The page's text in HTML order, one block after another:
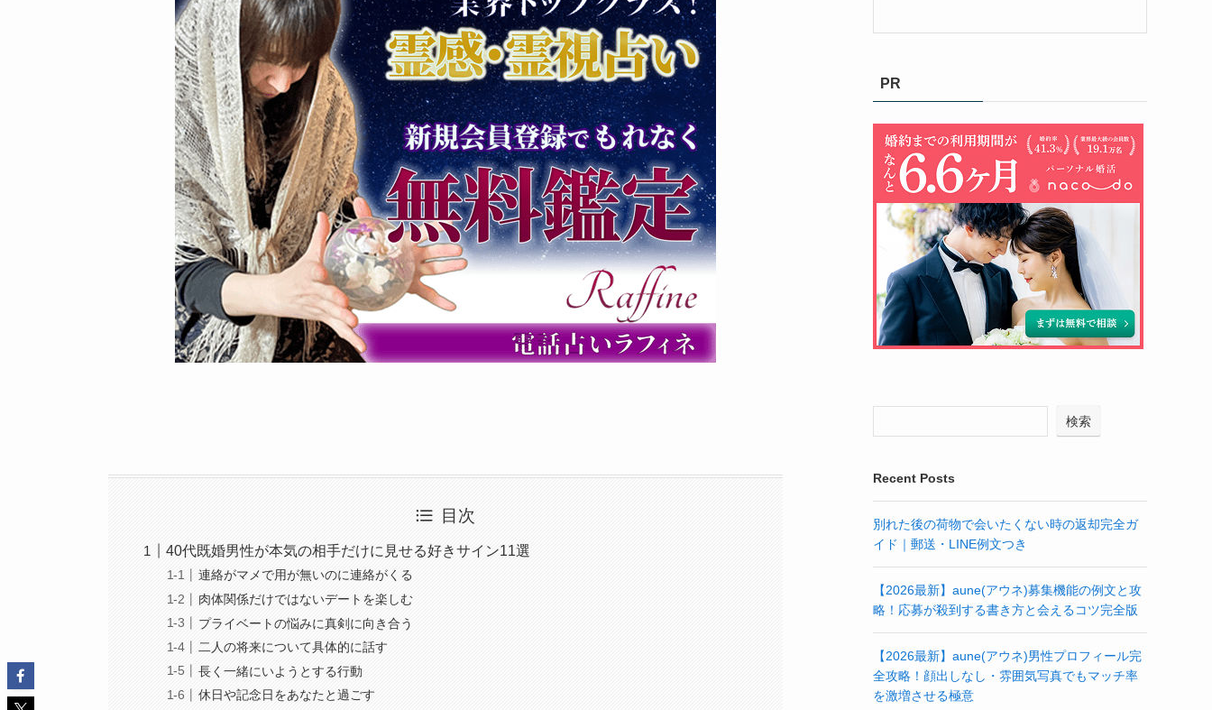
目次
40代既婚男性が本気の相手だけに見せる好きサイン11選
連絡がマメで用が無いのに連絡がくる
肉体関係だけではないデートを楽しむ
プライベートの悩みに真剣に向き合う
二人の将来について具体的に話す
長く一緒にいようとする行動
休日や記念日をあなたと過ごす
PR
検索
Recent Posts
別れた後の荷物で会いたくない時の返却完全ガ
イド｜郵送・LINE例文つき
【2026最新】aune(アウネ)募集機能の例文と攻
略！応募が殺到する書き方と会えるコツ完全版
【2026最新】aune(アウネ)男性プロフィール完
全攻略！顔出しなし・雰囲気写真でもマッチ率
を激増させる極意